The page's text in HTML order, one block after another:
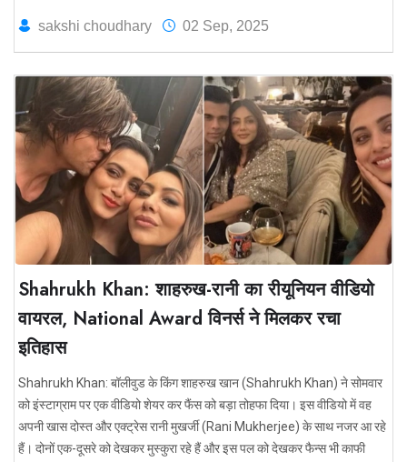
sakshi choudhary 02 Sep, 2025
Shahrukh Khan: शाहरुख-रानी का रीयूनियन वीडियो
वायरल, National Award विनर्स ने मिलकर रचा
इतिहास
Shahrukh Khan: बॉलीवुड के किंग शाहरुख खान (Shahrukh Khan) ने सोमवार
को इंस्टाग्राम पर एक वीडियो शेयर कर फैंस को बड़ा तोहफा दिया। इस वीडियो में वह
अपनी खास दोस्त और एक्ट्रेस रानी मुखर्जी (Rani Mukherjee) के साथ नजर आ रहे
हैं। दोनों एक-दूसरे को देखकर मुस्कुरा रहे हैं और इस पल को देखकर फैन्स भी काफी